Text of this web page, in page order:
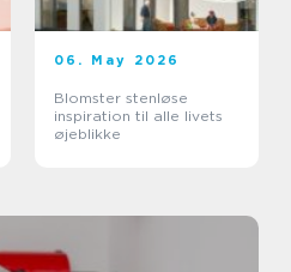
06. May 2026
Blomster stenløse
inspiration til alle livets
øjeblikke